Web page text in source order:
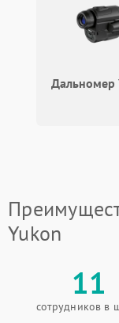
от замыкания
Дальномер
Yukon
11
сотрудников в